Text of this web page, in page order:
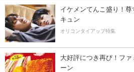
イケメンてんこ盛り！
キュン
オリコンタイアップ特集
大好評につき再び！フ
ーン